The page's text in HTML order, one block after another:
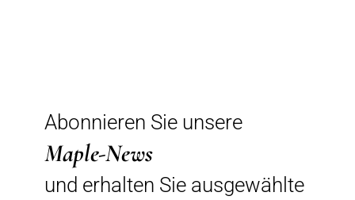
Abonnieren Sie unsere
Maple-News
und erhalten Sie ausgewählte